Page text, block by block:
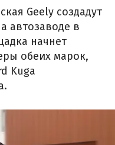
Geely создадут
автозаводе в
начнет
обеих марок,
Kuga